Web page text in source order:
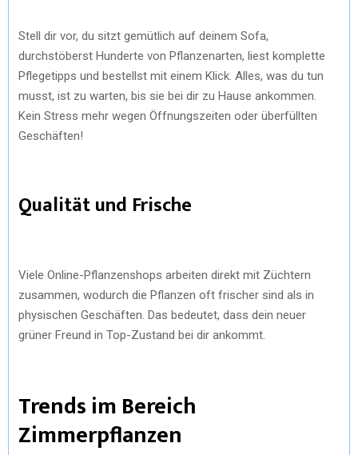
Stell dir vor, du sitzt gemütlich auf deinem Sofa,
durchstöberst Hunderte von Pflanzenarten, liest komplette
Pflegetipps und bestellst mit einem Klick. Alles, was du tun
musst, ist zu warten, bis sie bei dir zu Hause ankommen.
Kein Stress mehr wegen Öffnungszeiten oder überfüllten
Geschäften!
Qualität und Frische
Viele Online-Pflanzenshops arbeiten direkt mit Züchtern
zusammen, wodurch die Pflanzen oft frischer sind als in
physischen Geschäften. Das bedeutet, dass dein neuer
grüner Freund in Top-Zustand bei dir ankommt.
Trends im Bereich
Zimmerpflanzen